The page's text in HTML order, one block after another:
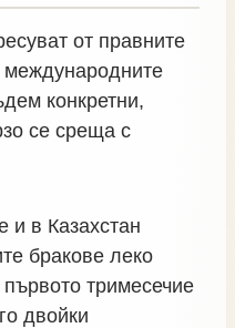
от правните
международните
конкретни,
се среща с
и в Казахстан
бракове леко
тримесечие
двойки